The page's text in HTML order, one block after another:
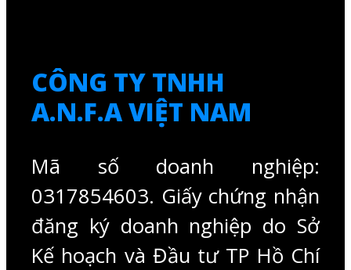
CÔNG TY TNHH
A.N.F.A VIỆT NAM
Mã số doanh nghiệp:
0317854603. Giấy chứng nhận
đăng ký doanh nghiệp do Sở
Kế hoạch và Đầu tư TP Hồ Chí